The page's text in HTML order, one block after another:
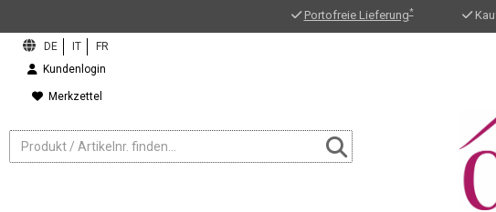
Portofreie Lieferung*
Kundenlogin
Merkzettel